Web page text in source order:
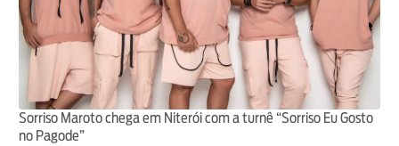
Sorriso Maroto chega em Niterói com a turnê “Sorriso Eu Gosto
no Pagode”